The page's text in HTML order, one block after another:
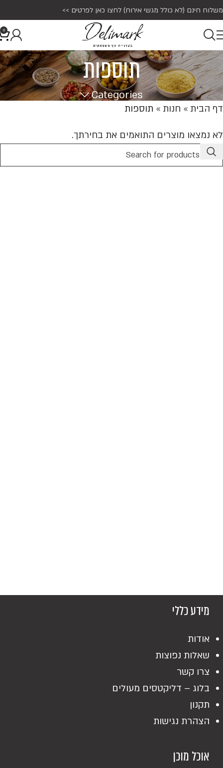
משלוח חינם (לא כולל מגשי אירוח) לחצו כאן לפרטים >>
0
תוספות
Categories
דף הבית » חנות » תוספות
לא נמצאו מוצרים התואמים את בחירתך.
אוכל מוכן
מידע כללי
אודות
שאלות נפוצות
צרו קשר
בלוג – דליקטסים מעולים
תקנון
הצהרת נגישות